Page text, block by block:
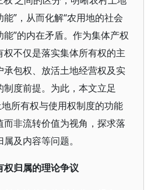
”，从而化解“农用地的社会
”的内在矛盾。作为集体产权
不仅是落实集体所有权的主
包权、放活土地经营权及实
度前提。为此，本文立足
所有权与使用权制度的功能
非流转价值为视角，探求落
及内容等问题。
归属的理论争议